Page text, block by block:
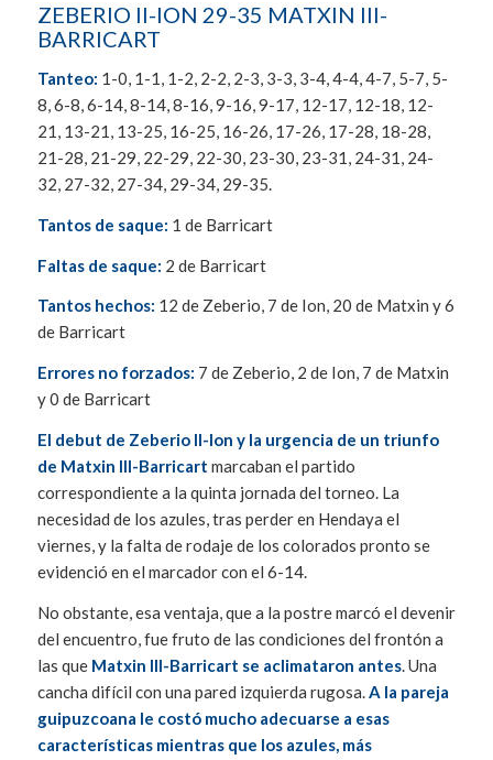
ZEBERIO II-ION 29-35 MATXIN III-
BARRICART
Tanteo: 1-0, 1-1, 1-2, 2-2, 2-3, 3-3, 3-4, 4-4, 4-7, 5-7, 5-
8, 6-8, 6-14, 8-14, 8-16, 9-16, 9-17, 12-17, 12-18, 12-
21, 13-21, 13-25, 16-25, 16-26, 17-26, 17-28, 18-28,
21-28, 21-29, 22-29, 22-30, 23-30, 23-31, 24-31, 24-
32, 27-32, 27-34, 29-34, 29-35.
Tantos de saque: 1 de Barricart
Faltas de saque: 2 de Barricart
Tantos hechos: 12 de Zeberio, 7 de Ion, 20 de Matxin y 6
de Barricart
Errores no forzados: 7 de Zeberio, 2 de Ion, 7 de Matxin
y 0 de Barricart
El debut de Zeberio II-Ion y la urgencia de un triunfo
de Matxin III-Barricart marcaban el partido
correspondiente a la quinta jornada del torneo. La
necesidad de los azules, tras perder en Hendaya el
viernes, y la falta de rodaje de los colorados pronto se
evidenció en el marcador con el 6-14.
No obstante, esa ventaja, que a la postre marcó el devenir
del encuentro, fue fruto de las condiciones del frontón a
las que Matxin III-Barricart se aclimataron antes. Una
cancha difícil con una pared izquierda rugosa. A la pareja
guipuzcoana le costó mucho adecuarse a esas
características mientras que los azules, más